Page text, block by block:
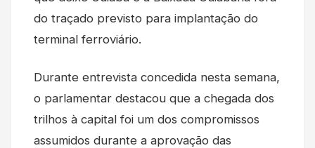
do traçado previsto para implantação do
terminal ferroviário.
Durante entrevista concedida nesta semana,
o parlamentar destacou que a chegada dos
trilhos à capital foi um dos compromissos
assumidos durante a aprovação das